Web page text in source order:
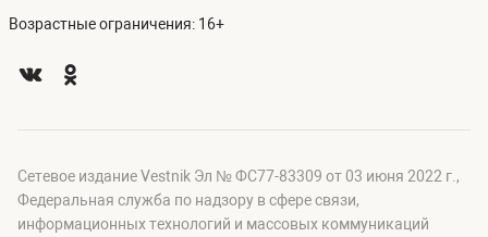
Возрастные ограничения: 16+
Сетевое издание Vestnik Эл № ФС77-83309 от 03 июня 2022 г.,
Федеральная служба по надзору в сфере связи,
информационных технологий и массовых коммуникаций